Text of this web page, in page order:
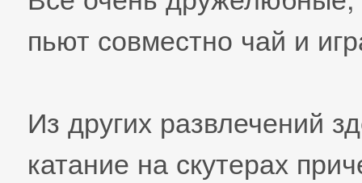
пьют совместно чай и
Из других развлечений
катание на скутерах